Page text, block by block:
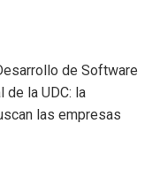
de Software
de la UDC: la
las empresas